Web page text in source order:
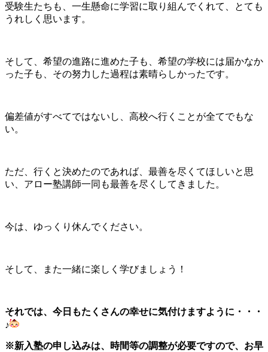
受験生たちも、一生懸命に学習に取り組んでくれて、とても
うれしく思います。
そして、希望の進路に進めた子も、希望の学校には届かなか
った子も、その努力した過程は素晴らしかったです。
偏差値がすべてではないし、高校へ行くことが全てでもな
い。
ただ、行くと決めたのであれば、最善を尽くてほしいと思
い、アロー塾講師一同も最善を尽くしてきました。
今は、ゆっくり休んでください。
そして、また一緒に楽しく学びましょう！
それでは、今日もたくさんの幸せに気付けますように・・・
♪
※新入塾の申し込みは、時間等の調整が必要ですので、 お早